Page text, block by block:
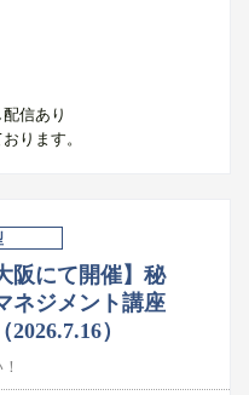
信あり
ります。
阪にて開催】秘
ネジメント講座
）